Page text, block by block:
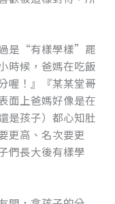
是“有樣學樣”罷
時候，爸媽在吃飯
喔！』『某某堂哥
面上爸媽好像是在
是孩子）都心知肚
更高、名次要更
們長大後有樣學